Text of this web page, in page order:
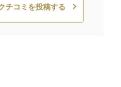
チコミを投稿する